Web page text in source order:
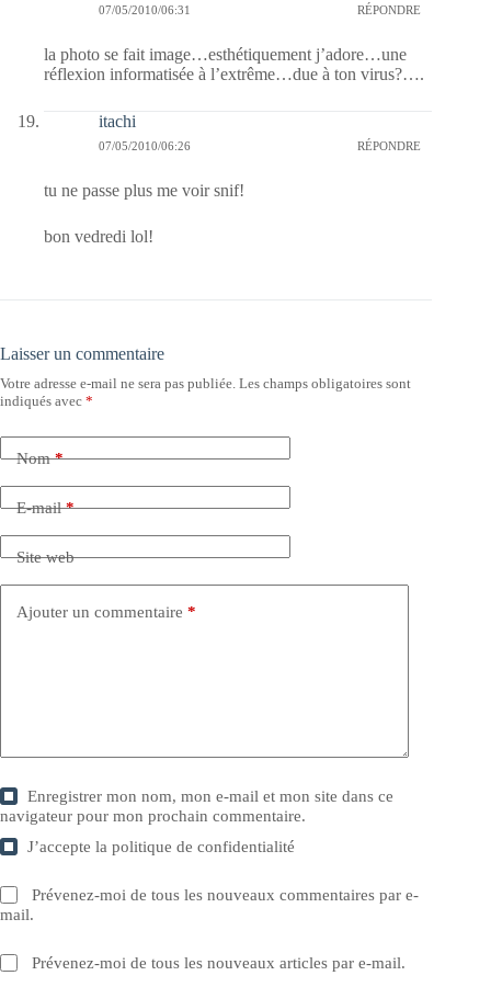
07/05/2010/06:31 RÉPONDRE
la photo se fait image…esthétiquement j’adore…une
réflexion informatisée à l’extrême…due à ton virus?….
itachi
07/05/2010/06:26 RÉPONDRE
tu ne passe plus me voir snif!
bon vedredi lol!
Laisser un commentaire
Votre adresse e-mail ne sera pas publiée. Les champs obligatoires sont
indiqués avec *
Nom*
E-mail*
Site web
Ajouter un commentaire *
Enregistrer mon nom, mon e-mail et mon site dans ce
navigateur pour mon prochain commentaire.
J’accepte lapolitique de confidentialité
Prévenez-moi de tous les nouveaux commentaires par e-
mail.
Prévenez-moi de tous les nouveaux articles par e-mail.